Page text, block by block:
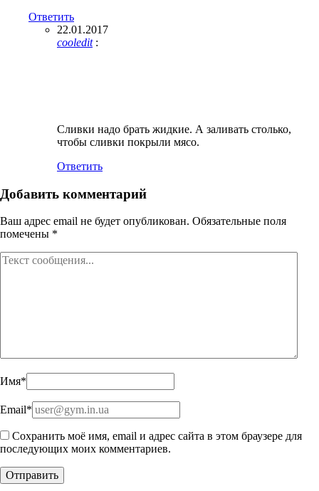
Ответить
22.01.2017
cooledit :
Сливки надо брать жидкие. А заливать столько,
чтобы сливки покрыли мясо.
Ответить
Добавить комментарий
Ваш адрес email не будет опубликован. Обязательные поля
помечены *
Имя*
Email*
Сохранить моё имя, email и адрес сайта в этом браузере для
последующих моих комментариев.